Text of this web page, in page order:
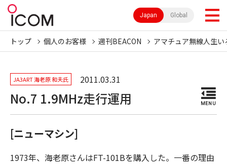
Japan Global
トップ 個人のお客様 週刊BEACON アマチュア無線人生い
JA3ART 海老原 和夫氏 2011.03.31
No.7 1.9MHz走行運用 MENU
[ニューマシン]
1973年、海老原さんはFT-101Bを購入した。一番の理由